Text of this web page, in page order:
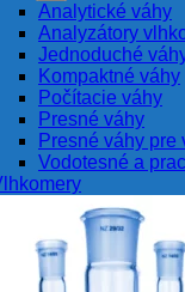
Analytické váhy
Analyzátory
Jednoduché
Kompaktné váhy
Počítacie váhy
Presné váhy
Presné váhy pre
Vodotesné a